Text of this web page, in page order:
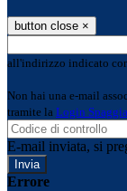
button close ×
all'indirizzo indicato
Non hai una e-mail
tramite la Login
E-mail inviata, si
Errore